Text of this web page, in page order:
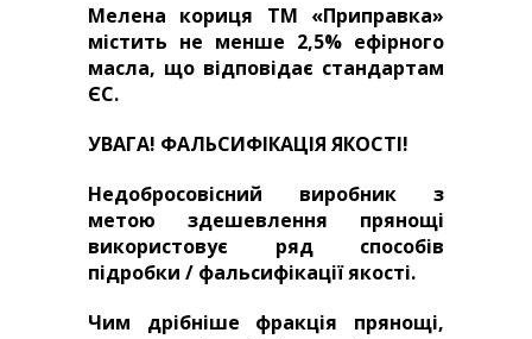
Мелена кориця ТМ «Приправка»
містить не менше 2,5% ефірного
масла, що відповідає стандартам
ЄС.
УВАГА! ФАЛЬСИФІКАЦІЯ ЯКОСТІ!
Недобросовісний виробник з
метою здешевлення прянощі
використовує ряд способів
підробки / фальсифікації якості.
Чим дрібніше фракція прянощі,